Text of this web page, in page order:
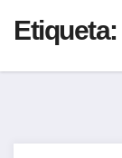
Etiqueta: